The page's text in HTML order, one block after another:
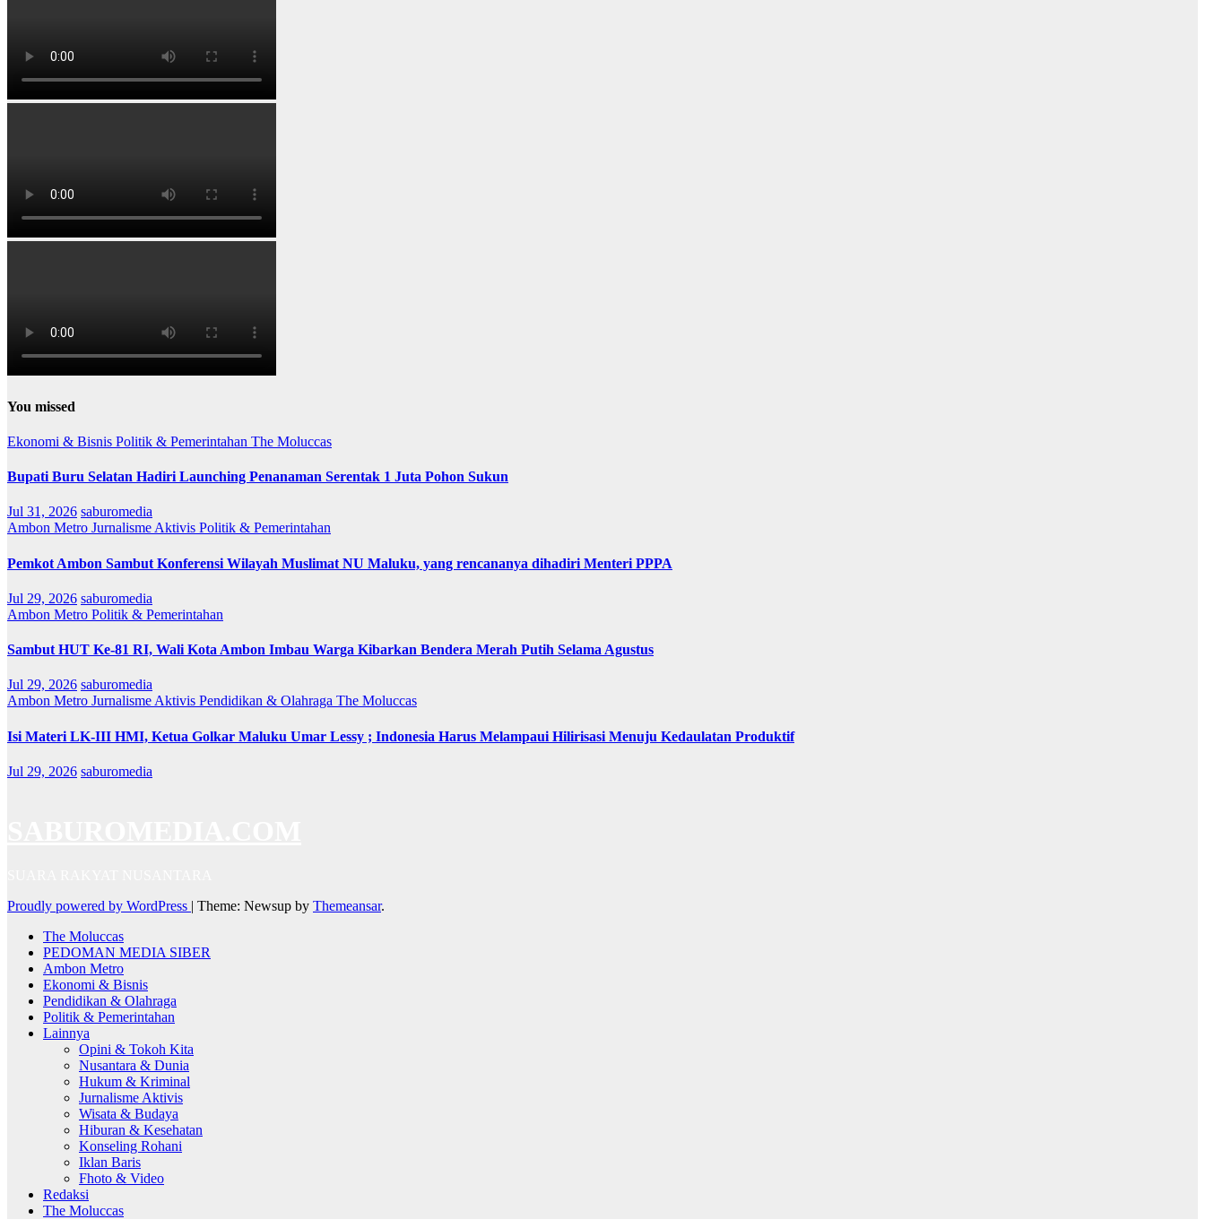
You missed
Ekonomi & Bisnis Politik & Pemerintahan The Moluccas
Bupati Buru Selatan Hadiri Launching Penanaman Serentak 1 Juta Pohon Sukun
Jul 31, 2026 saburomedia
Ambon Metro Jurnalisme Aktivis Politik & Pemerintahan
Pemkot Ambon Sambut Konferensi Wilayah Muslimat NU Maluku, yang rencananya dihadiri Menteri PPPA
Jul 29, 2026 saburomedia
Ambon Metro Politik & Pemerintahan
Sambut HUT Ke-81 RI, Wali Kota Ambon Imbau Warga Kibarkan Bendera Merah Putih Selama Agustus
Jul 29, 2026 saburomedia
Ambon Metro Jurnalisme Aktivis Pendidikan & Olahraga The Moluccas
Isi Materi LK-III HMI, Ketua Golkar Maluku Umar Lessy ; Indonesia Harus Melampaui Hilirisasi Menuju Kedaulatan Produktif
Jul 29, 2026 saburomedia
Proudly powered by WordPress | Theme: Newsup by Themeansar.
The Moluccas
PEDOMAN MEDIA SIBER
Ambon Metro
Ekonomi & Bisnis
Pendidikan & Olahraga
Politik & Pemerintahan
Lainnya
Opini & Tokoh Kita
Nusantara & Dunia
Hukum & Kriminal
Jurnalisme Aktivis
Wisata & Budaya
Hiburan & Kesehatan
Konseling Rohani
Iklan Baris
Fhoto & Video
Redaksi
The Moluccas